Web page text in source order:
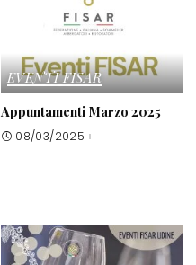
EVENTI FISAR
Appuntamenti Marzo 2025
08/03/2025